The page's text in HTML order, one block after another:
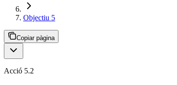
Objectiu 5
Copiar pàgina
Acció 5.2